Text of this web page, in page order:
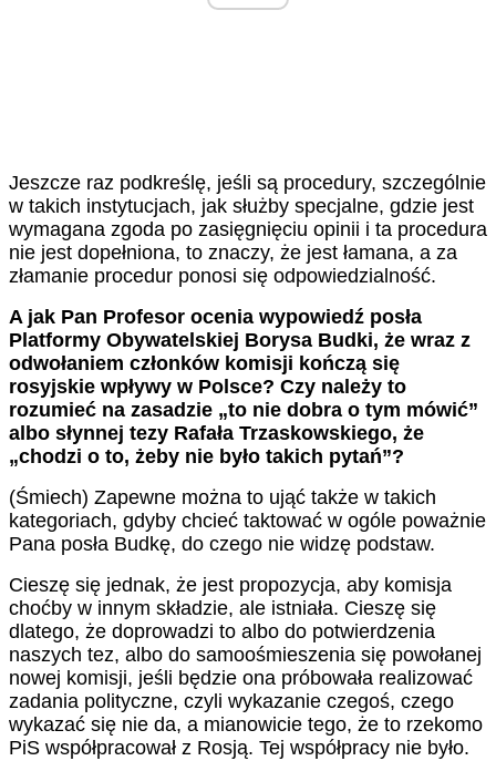
Jeszcze raz podkreślę, jeśli są procedury, szczególnie
w takich instytucjach, jak służby specjalne, gdzie jest
wymagana zgoda po zasięgnięciu opinii i ta procedura
nie jest dopełniona, to znaczy, że jest łamana, a za
złamanie procedur ponosi się odpowiedzialność.
A jak Pan Profesor ocenia wypowiedź posła
Platformy Obywatelskiej Borysa Budki, że wraz z
odwołaniem członków komisji kończą się
rosyjskie wpływy w Polsce? Czy należy to
rozumieć na zasadzie „to nie dobra o tym mówić”
albo słynnej tezy Rafała Trzaskowskiego, że
„chodzi o to, żeby nie było takich pytań”?
(Śmiech) Zapewne można to ująć także w takich
kategoriach, gdyby chcieć taktować w ogóle poważnie
Pana posła Budkę, do czego nie widzę podstaw.
Cieszę się jednak, że jest propozycja, aby komisja
choćby w innym składzie, ale istniała. Cieszę się
dlatego, że doprowadzi to albo do potwierdzenia
naszych tez, albo do samoośmieszenia się powołanej
nowej komisji, jeśli będzie ona próbowała realizować
zadania polityczne, czyli wykazanie czegoś, czego
wykazać się nie da, a mianowicie tego, że to rzekomo
PiS współpracował z Rosją. Tej współpracy nie było.